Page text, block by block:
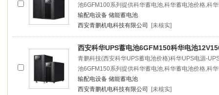
池6GFM100系列提供科华蓄电池,科华蓄电池价格,科
输配电设备 储能蓄电池
西安青鹏机电科技有限公司
[未核实]
西安科华UPS蓄电池6GFM150科华电池
青鹏科技(西安科华UPS蓄电池价格)科华UPS电源-
池6GFM150系列提供科华蓄电池,科华蓄电池价格,科
输配电设备 储能蓄电池
西安青鹏机电科技有限公司
[未核实]